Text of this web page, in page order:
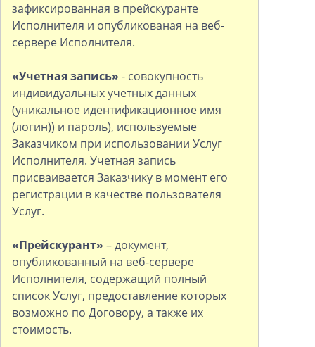
зафиксированная в прейскуранте
Исполнителя и опубликованая на веб-
сервере Исполнителя.
«Учетная запись» - совокупность
индивидуальных учетных данных
(уникальное идентификационное имя
(логин)) и пароль), используемые
Заказчиком при использовании Услуг
Исполнителя. Учетная запись
присваивается Заказчику в момент его
регистрации в качестве пользователя
Услуг.
«Прейскурант» – документ,
опубликованный на веб-сервере
Исполнителя, содержащий полный
список Услуг, предоставление которых
возможно по Договору, а также их
стоимость.